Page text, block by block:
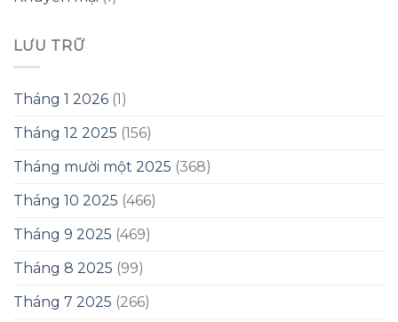
LƯU TRỮ
Tháng 1 2026 (1)
Tháng 12 2025 (156)
Tháng mười một 2025 (368)
Tháng 10 2025 (466)
Tháng 9 2025 (469)
Tháng 8 2025 (99)
Tháng 7 2025 (266)